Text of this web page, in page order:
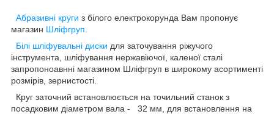
Абразивні круги з білого електрокорунда Вам пропонує
магазин Шліфгруп
Білі шліфувальні диски для заточування ріжучого
інструмента, шліфування нержавіючої, каленої сталі
запропоноавнні магазином Шліфгруп в широкому асортименті
розмірів, зернистості.
Круг заточний встановлюється на точильний станок з
посадковим діаметром вала - 32 мм, для встановлення на